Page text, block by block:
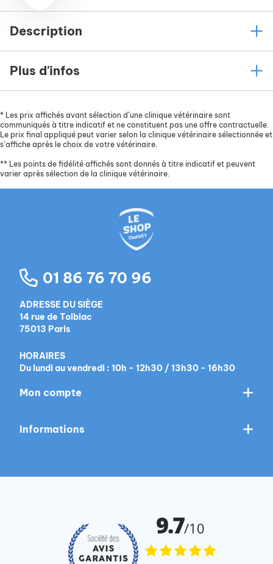
Description
Plus d'infos
* Les prix affichés avant sélection d’une clinique vétérinaire sont
communiqués à titre indicatif et ne constituent pas une offre contractuelle.
Le prix final appliqué peut varier selon la clinique vétérinaire sélectionnée et
s’affiche après le choix de votre vétérinaire.
** Les points de fidélité affichés sont donnés à titre indicatif et peuvent
varier après sélection de la clinique vétérinaire.
01 86 76 70 96
ADRESSE DU SIÈGE
14 rue de Tolbiac
75013 Paris
HORAIRES
Du lundi au vendredi : 10h - 12h30 / 13h30 - 16h30
Mon compte
Informations